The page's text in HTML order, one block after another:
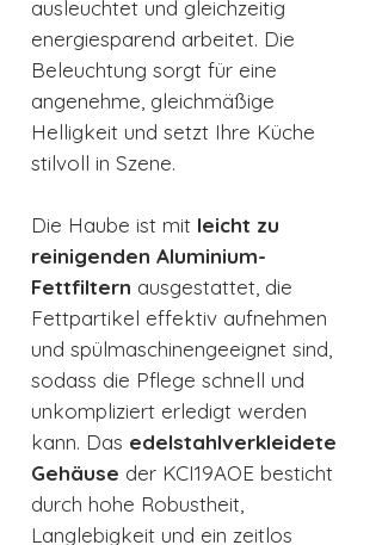
ausleuchtet und gleichzeitig
energiesparend arbeitet. Die
Beleuchtung sorgt für eine
angenehme, gleichmäßige
Helligkeit und setzt Ihre Küche
stilvoll in Szene.
Die Haube ist mit leicht zu
reinigenden Aluminium-
Fettfiltern ausgestattet, die
Fettpartikel effektiv aufnehmen
und spülmaschinengeeignet sind,
sodass die Pflege schnell und
unkompliziert erledigt werden
kann. Das edelstahlverkleidete
Gehäuse der KCI19AOE besticht
durch hohe Robustheit,
Langlebigkeit und ein zeitlos